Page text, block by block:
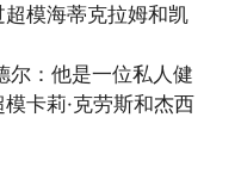
模海蒂克拉姆和凯
尔：他是一位私人健
卡莉·克劳斯和杰西